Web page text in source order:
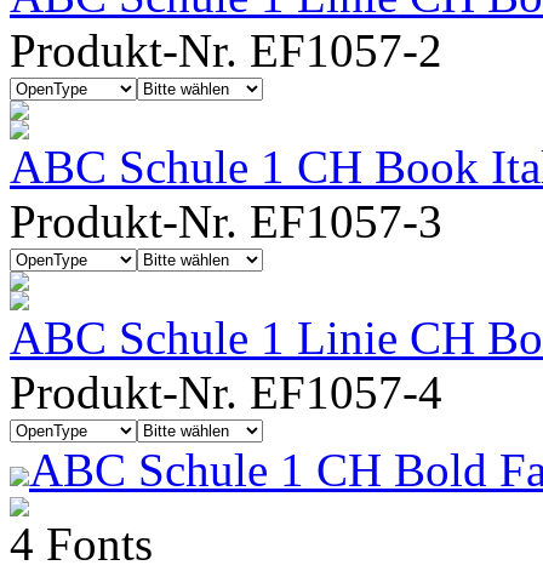
Produkt-Nr. EF1057-2
ABC Schule 1 CH Book
Produkt-Nr. EF1057-3
ABC Schule 1 Linie CH
Produkt-Nr. EF1057-4
ABC Schule 1 CH Bold
4 Fonts